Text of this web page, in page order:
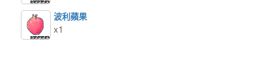
波利蘋果
x1